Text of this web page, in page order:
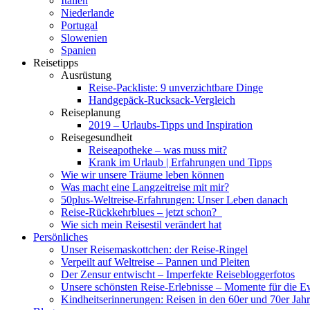
Niederlande
Portugal
Slowenien
Spanien
Reisetipps
Ausrüstung
Reise-Packliste: 9 unverzichtbare Dinge
Handgepäck-Rucksack-Vergleich
Reiseplanung
2019 – Urlaubs-Tipps und Inspiration
Reisegesundheit
Reiseapotheke – was muss mit?
Krank im Urlaub | Erfahrungen und Tipps
Wie wir unsere Träume leben können
Was macht eine Langzeitreise mit mir?
50plus-Weltreise-Erfahrungen: Unser Leben danach
Reise-Rückkehrblues – jetzt schon?
Wie sich mein Reisestil verändert hat
Persönliches
Unser Reisemaskottchen: der Reise-Ringel
Verpeilt auf Weltreise – Pannen und Pleiten
Der Zensur entwischt – Imperfekte Reisebloggerfotos
Unsere schönsten Reise-Erlebnisse – Momente für die
Kindheitserinnerungen: Reisen in den 60er und 70er